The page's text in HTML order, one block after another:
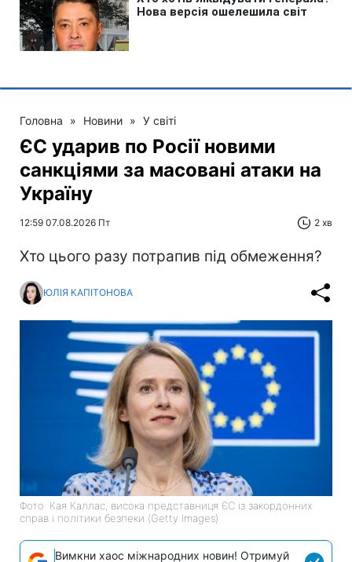
Головна » Новини » У світі
ЄС ударив по Росії новими
санкціями за масовані атаки на
Україну
12:59 07.08.2026 Пт 2 хв
Хто цього разу потрапив під обмеження?
ЮЛІЯ КАПІТОНОВА
Фото: Кая Каллас, висока представниця ЄС із закордонних
справ і політики безпеки (Getty Images)
Вимкни хаос міжнародних новин! Отримуй